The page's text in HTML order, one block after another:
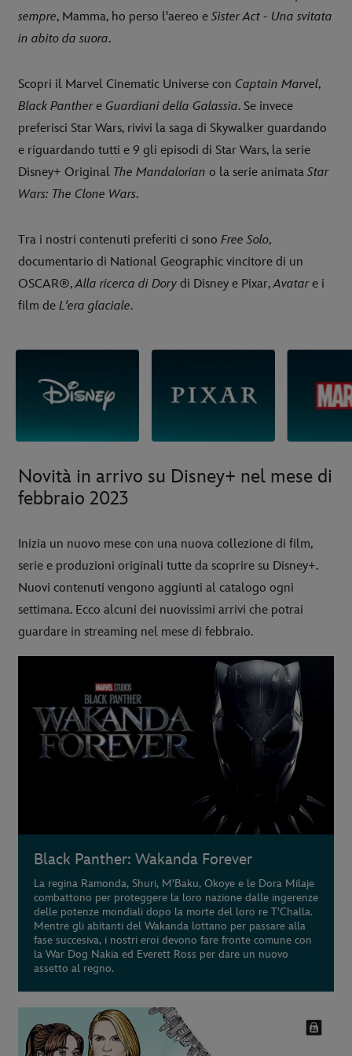
sempre, Mamma, ho perso l'aereo e Sister Act - Una svitata
in abito da suora.
Scopri il Marvel Cinematic Universe con Captain Marvel,
Black Panthere Guardiani della Galassia. Se invece
preferisci Star Wars, rivivi la saga di Skywalker guardando
e riguardando tutti e 9 gli episodi di Star Wars, la serie
Disney+ Original The Mandalorian o la serie animata Star
Wars: The Clone Wars.
Tra i nostri contenuti preferiti ci sono Free Solo,
documentario di National Geographic vincitore di un
OSCAR®,Alla ricerca di Dory di Disney e Pixar,Avatare i
film de L'era glaciale.
Novità in arrivo su Disney+ nel mese di
febbraio 2023
Inizia un nuovo mese con una nuova collezione di film,
serie e produzioni originali tutte da scoprire su Disney+.
Nuovi contenuti vengono aggiunti al catalogo ogni
settimana. Ecco alcuni dei nuovissimi arrivi che potrai
guardare in streaming nel mese di febbraio.
Black Panther: Wakanda Forever
La regina Ramonda, Shuri, M'Baku, Okoye e le Dora Milaje
combattono per proteggere la loro nazione dalle ingerenze
delle potenze mondiali dopo la morte del loro re T'Challa.
Mentre gli abitanti del Wakanda lottano per passare alla
fase succesiva, i nostri eroi devono fare fronte comune con
la War Dog Nakia ed Everett Ross per dare un nuovo
assetto al regno.